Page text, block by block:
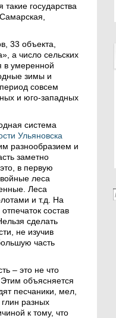
государства
33 объекта,
а число сельских
в умеренной
зимы и
совсем
и юго-западных
система
Ульяновска
разнообразием и
заметно
в первую
леса
Леса
и т.д. На
состав
сделать
не изучив
часть
– это не что
объясняется
песчаники, мел,
разных
к тому, что